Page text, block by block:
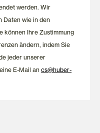
werden. Wir
Daten wie in den
können Ihre Zustimmung
ändern, indem Sie
jeder unserer
E-Mail ancs@huber-